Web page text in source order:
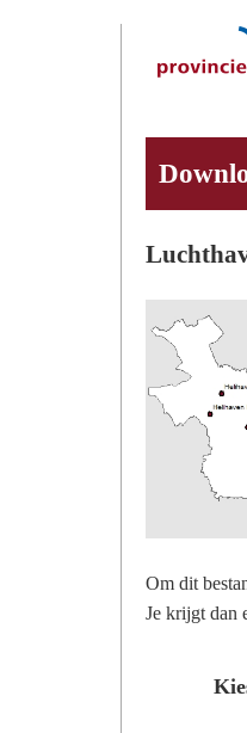
Om dit
Je krijgt dan